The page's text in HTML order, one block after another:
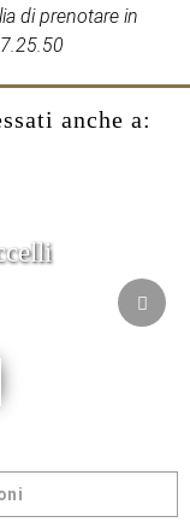
di prenotare in
anche a: